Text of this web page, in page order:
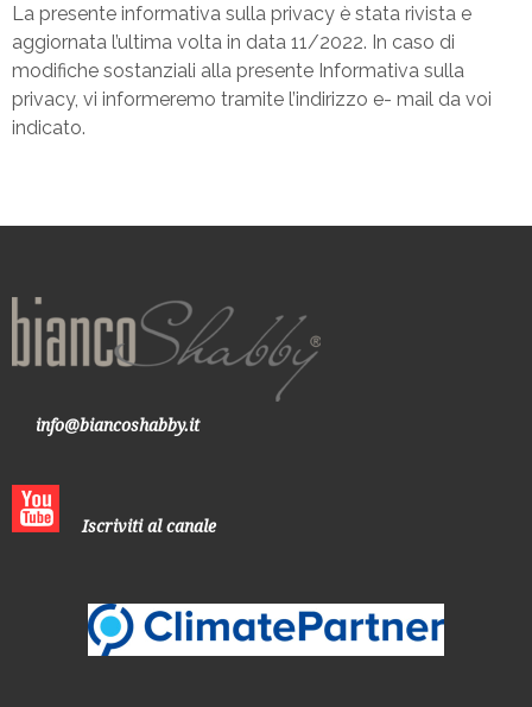
La presente informativa sulla privacy è stata rivista e
aggiornata l’ultima volta in data 11/2022. In caso di
modifiche sostanziali alla presente Informativa sulla
privacy, vi informeremo tramite l’indirizzo e- mail da voi
indicato.
info@biancoshabby.it
Iscriviti al canale